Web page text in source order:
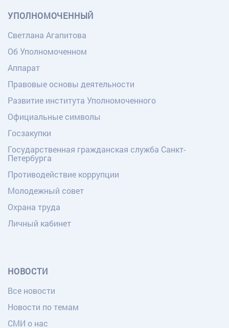
УПОЛНОМОЧЕННЫЙ
Светлана Агапитова
Об Уполномоченном
Аппарат
Правовые основы деятельности
Развитие института Уполномоченного
Официальные символы
Госзакупки
Государственная гражданская служба Санкт-
Петербурга
Противодействие коррупции
Молодежный совет
Охрана труда
Личный кабинет
НОВОСТИ
Все новости
Новости по темам
СМИ о нас